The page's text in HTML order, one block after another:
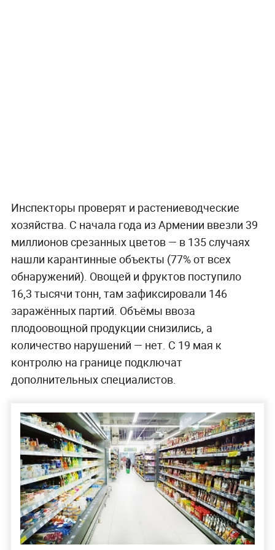
Инспекторы проверят и растениеводческие
хозяйства. С начала года из Армении ввезли 39
миллионов срезанных цветов — в 135 случаях
нашли карантинные объекты (77% от всех
обнаружений). Овощей и фруктов поступило
16,3 тысячи тонн, там зафиксировали 146
заражённых партий. Объёмы ввоза
плодоовощной продукции снизились, а
количество нарушений — нет. С 19 мая к
контролю на границе подключат
дополнительных специалистов.